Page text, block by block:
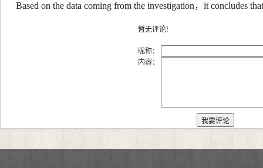
Based on the data coming from the investigation， it concludes
暂无评论!
昵称：
内容：